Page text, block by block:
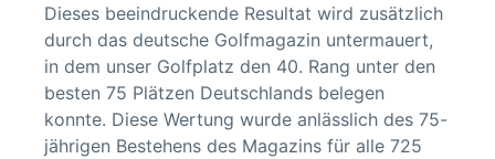
Dieses beeindruckende Resultat wird zusätzlich
durch das deutsche Golfmagazin untermauert,
in dem unser Golfplatz den 40. Rang unter den
besten 75 Plätzen Deutschlands belegen
konnte. Diese Wertung wurde anlässlich des 75-
jährigen Bestehens des Magazins für alle 725